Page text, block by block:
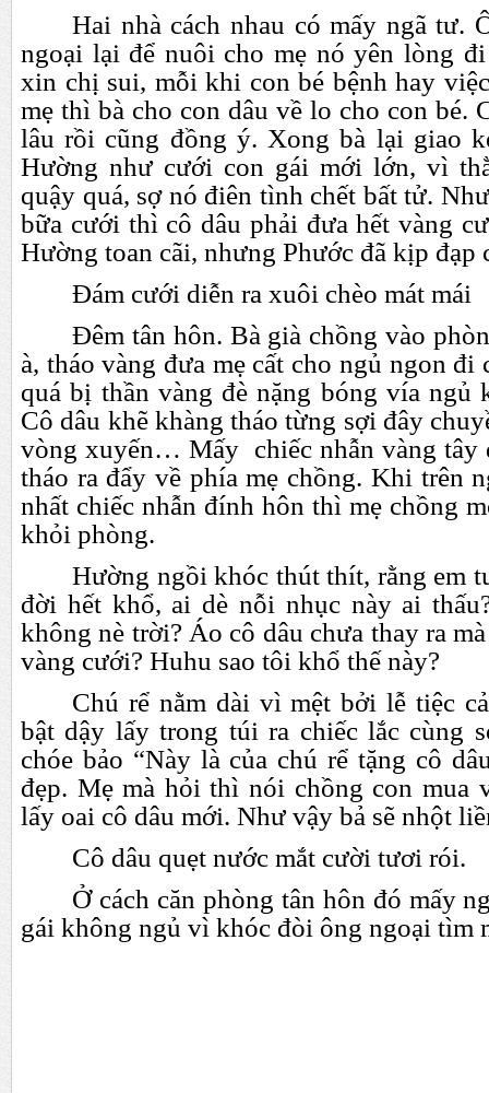
Hai nhà cách nhau có mấy ngã tư.
ngoại lại để nuôi cho mẹ nó yên lòng
xin chị sui, mỗi khi con bé bệnh hay
mẹ thì bà cho con dâu về lo cho con bé.
lâu rồi cũng đồng ý. Xong bà lại giao
Hường như cưới con gái mới lớn, vì
quậy quá, sợ nó điên tình chết bất tử.
bữa cưới thì cô dâu phải đưa hết vàng
Hường toan cãi, nhưng Phước đã kịp đạp
Đám cưới diễn ra xuôi chèo mát mái
Đêm tân hôn. Bà già chồng vào
à, tháo vàng đưa mẹ cất cho ngủ ngon
quá bị thần vàng đè nặng bóng vía ngủ
Cô dâu khẽ khàng tháo từng sợi đây
vòng xuyến… Mấy chiếc nhẫn vàng tây
tháo ra đẩy về phía mẹ chồng. Khi trên
nhất chiếc nhẫn đính hôn thì mẹ chồng
khỏi phòng.
Hường ngồi khóc thút thít, rằng em
đời hết khổ, ai dè nỗi nhục này ai
không nè trời? Áo cô dâu chưa thay ra
vàng cưới? Huhu sao tôi khổ thế này?
Chú rể nằm dài vì mệt bởi lễ tiệc
bật dậy lấy trong túi ra chiếc lắc cùng
chóe bảo “Này là của chú rể tặng cô
đẹp. Mẹ mà hỏi thì nói chồng con mua
lấy oai cô dâu mới. Như vậy bả sẽ nhột
Cô dâu quẹt nước mắt cười tươi rói.
Ở cách căn phòng tân hôn đó mấy
gái không ngủ vì khóc đòi ông ngoại tìm